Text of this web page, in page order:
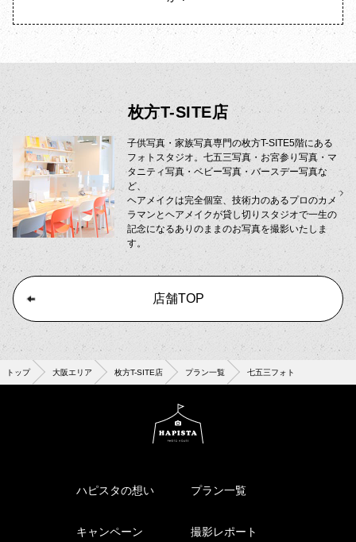
枚方T-SITE店
子供写真・家族写真専門の枚方T-SITE5階にある
フォトスタジオ。七五三写真・お宮参り写真・マ
タニティ写真・ベビー写真・バースデー写真な
ど、
ヘアメイクは完全個室、技術力のあるプロのカメ
ラマンとヘアメイクが貸し切りスタジオで一生の
記念になるありのままのお写真を撮影いたしま
す。
店舗TOP
トップ 大阪エリア 枚方T-SITE店 プラン一覧 七五三フォト
ハピスタの想い プラン一覧
キャンペーン 撮影レポート